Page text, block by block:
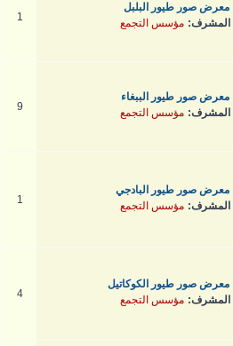
معرض صور طيور البلبل
المشرف: مؤسس التجمع
1
معرض صور طيور الببغاء
المشرف: مؤسس التجمع
9
معرض صور طيور البادجي
المشرف: مؤسس التجمع
1
معرض صور طيور الكوكاتيل
المشرف: مؤسس التجمع
4